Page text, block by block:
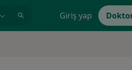
Giriş yap